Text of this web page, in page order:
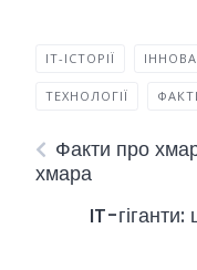
IT-ІСТОРІЇ
ТЕХНОЛОГІЇ
Факти про
хмара
IT-гіганти: